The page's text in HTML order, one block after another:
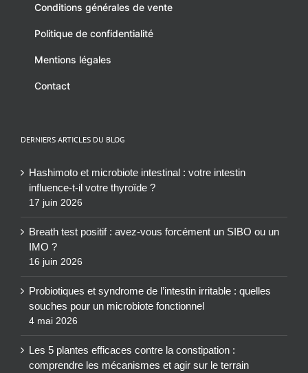
Conditions générales de vente
Politique de confidentialité
Mentions légales
Contact
DERNIERS ARTICLES DU BLOG
Hashimoto et microbiote intestinal : votre intestin
influence-t-il votre thyroïde ?
17 juin 2026
Breath test positif : avez-vous forcément un SIBO ou un
IMO ?
16 juin 2026
Probiotiques et syndrome de l’intestin irritable : quelles
souches pour un microbiote fonctionnel
4 mai 2026
Les 5 plantes efficaces contre la constipation :
comprendre les mécanismes et agir sur le terrain